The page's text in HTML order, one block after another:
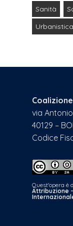
Sanità
Urbanistica
via
40129 –
Codice
Quest'opera è
Attribuzione